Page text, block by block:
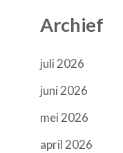
Archief
juli 2026
juni 2026
mei 2026
april 2026